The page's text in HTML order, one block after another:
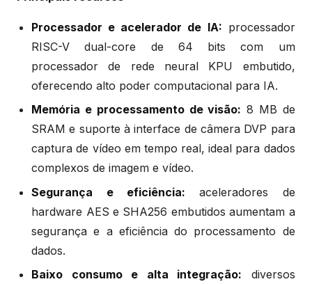
Processador e acelerador de IA: processador
RISC-V dual-core de 64 bits com um
processador de rede neural KPU embutido,
oferecendo alto poder computacional para IA.
Memória e processamento de visão: 8 MB de
SRAM e suporte à interface de câmera DVP para
captura de vídeo em tempo real, ideal para dados
complexos de imagem e vídeo.
Segurança e eficiência: aceleradores de
hardware AES e SHA256 embutidos aumentam a
segurança e a eficiência do processamento de
dados.
Baixo consumo e alta integração: diversos